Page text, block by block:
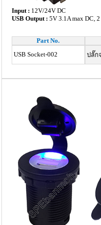
Input : 12V/24V DC
USB Output : 5V 3.1A max DC,
Part No.
USB Socket-002
ปลั๊ก